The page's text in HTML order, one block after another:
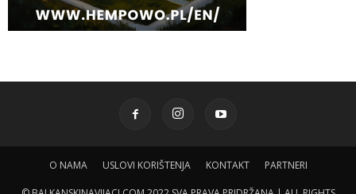
O NAMA USLOVI KORIŠTENJA KONTAKT PARTNERI